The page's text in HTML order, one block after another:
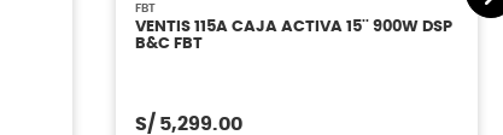
FBT
VENTIS 115A CAJA ACTIVA 15'' 900W DSP
B&C FBT
S/ 5,299.00